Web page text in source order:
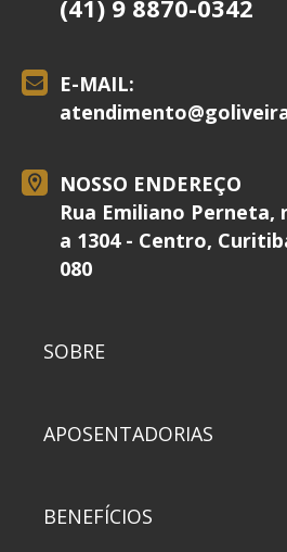
(41) 9 8870-0342
E-MAIL:
atendimento@
NOSSO ENDEREÇO
Rua Emiliano Perneta,
a 1304 - Centro,
080
SOBRE
APOSENTADORIAS
BENEFÍCIOS